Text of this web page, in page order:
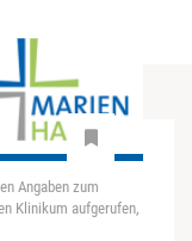
Angaben zum
Klinikum aufgerufen,